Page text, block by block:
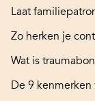
Laat
Zo herken je
Wat is
De 9